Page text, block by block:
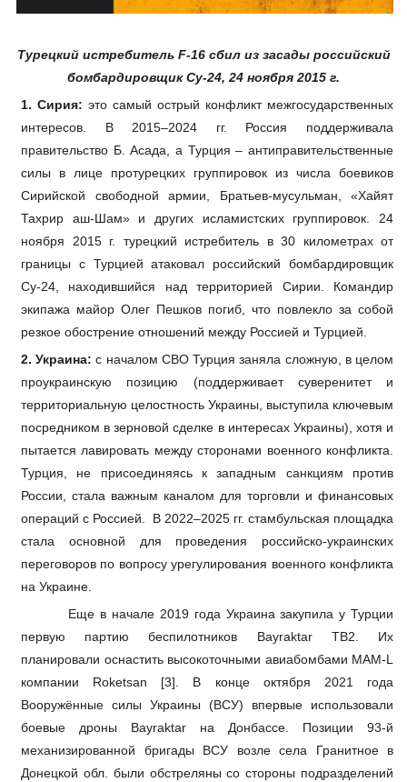
Турецкий истребитель F-16 сбил из засады российский
бомбардировщик Су-24, 24 ноября 2015 г.
1. Сирия: это самый острый конфликт межгосударственных
интересов. В 2015–2024 гг. Россия поддерживала
правительство Б. Асада, а Турция – антиправительственные
силы в лице протурецких группировок из числа боевиков
Сирийской свободной армии, Братьев-мусульман, «Хайят
Тахрир аш-Шам» и других исламистских группировок. 24
ноября 2015 г. турецкий истребитель в 30 километрах от
границы с Турцией атаковал российский бомбардировщик
Су-24, находившийся над территорией Сирии. Командир
экипажа майор Олег Пешков погиб, что повлекло за собой
резкое обострение отношений между Россией и Турцией.
2. Украина: с началом СВО Турция заняла сложную, в целом
проукраинскую позицию (поддерживает суверенитет и
территориальную целостность Украины, выступила ключевым
посредником в зерновой сделке в интересах Украины), хотя и
пытается лавировать между сторонами военного конфликта.
Турция, не присоединяясь к западным санкциям против
России, стала важным каналом для торговли и финансовых
операций с Россией. В 2022–2025 гг. стамбульская площадка
стала основной для проведения российско-украинских
переговоров по вопросу урегулирования военного конфликта
на Украине.
Еще в начале 2019 года Украина закупила у Турции
первую партию беспилотников Bayraktar TB2. Их
планировали оснастить высокоточными авиабомбами MAM-L
компании Roketsan [3]. В конце октября 2021 года
Вооружённые силы Украины (ВСУ) впервые использовали
боевые дроны Bayraktar на Донбассе. Позиции 93-й
механизированной бригады ВСУ возле села Гранитное в
Донецкой обл. были обстреляны со стороны подразделений